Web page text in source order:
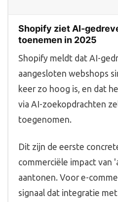
Shopify ziet AI-
toenemen in 2025
Shopify meldt dat AI-
aangesloten webshops
keer zo hoog is, en dat
via AI-zoekopdrachten
toegenomen.
Dit zijn de eerste
commerciële impact van
aantonen. Voor e-
signaal dat integratie